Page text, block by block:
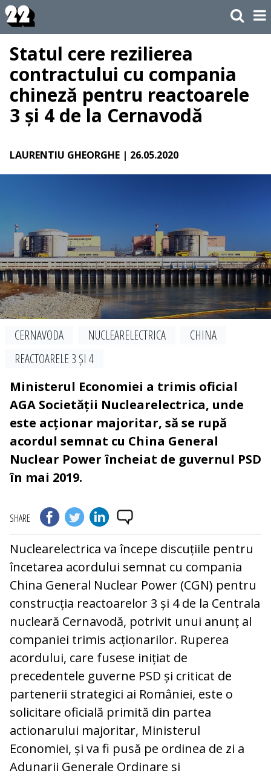
Statul cere rezilierea
contractului cu compania
chineză pentru reactoarele
3 și 4 de la Cernavodă
LAURENTIU GHEORGHE | 26.05.2020
CERNAVODA NUCLEARELECTRICA
CHINA
REACTOARELE 3 ȘI 4
Ministerul Economiei a trimis oficial
AGA Societății Nuclearelectrica, unde
este acționar majoritar, să se rupă
acordul semnat cu China General
Nuclear Power încheiat de guvernul PSD
în mai 2019.
SHARE
Nuclearelectrica va începe discuțiile pentru
încetarea acordului semnat cu compania
China General Nuclear Power (CGN) pentru
construcția reactoarelor 3 și 4 de la Centrala
nucleară Cernavodă, potrivit unui anunț al
companiei trimis acționarilor. Ruperea
acordului, care fusese inițiat de
precedentele guverne PSD și criticat de
partenerii strategici ai României, este o
solicitare oficială primită din partea
actionarului majoritar, Ministerul
Economiei, și va fi pusă pe ordinea de zi a
Adunarii Generale Ordinare si